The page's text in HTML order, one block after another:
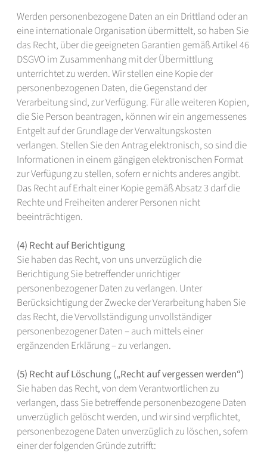
Werden personenbezogene Daten an ein Drittland oder an
eine internationale Organisation übermittelt, so haben Sie
das Recht, über die geeigneten Garantien gemäß Artikel 46
DSGVO im Zusammenhang mit der Übermittlung
unterrichtet zu werden. Wir stellen eine Kopie der
personenbezogenen Daten, die Gegenstand der
Verarbeitung sind, zur Verfügung. Für alle weiteren Kopien,
die Sie Person beantragen, können wir ein angemessenes
Entgelt auf der Grundlage der Verwaltungskosten
verlangen. Stellen Sie den Antrag elektronisch, so sind die
Informationen in einem gängigen elektronischen Format
zur Verfügung zu stellen, sofern er nichts anderes angibt.
Das Recht auf Erhalt einer Kopie gemäß Absatz 3 darf die
Rechte und Freiheiten anderer Personen nicht
beeinträchtigen.
(4) Recht auf Berichtigung
Sie haben das Recht, von uns unverzüglich die
Berichtigung Sie betreffender unrichtiger
personenbezogener Daten zu verlangen. Unter
Berücksichtigung der Zwecke der Verarbeitung haben Sie
das Recht, die Vervollständigung unvollständiger
personenbezogener Daten – auch mittels einer
ergänzenden Erklärung – zu verlangen.
(5) Recht auf Löschung („Recht auf vergessen werden“)
Sie haben das Recht, von dem Verantwortlichen zu
verlangen, dass Sie betreffende personenbezogene Daten
unverzüglich gelöscht werden, und wir sind verpflichtet,
personenbezogene Daten unverzüglich zu löschen, sofern
einer der folgenden Gründe zutrifft: